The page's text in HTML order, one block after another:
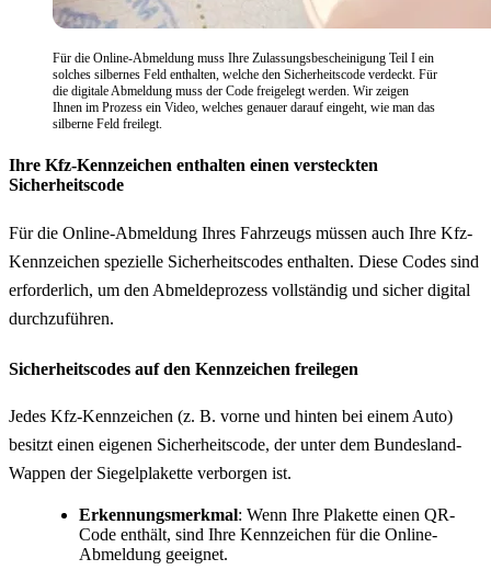
Für die Online-Abmeldung muss Ihre Zulassungsbescheinigung Teil I ein
solches silbernes Feld enthalten, welche den Sicherheitscode verdeckt. Für
die digitale Abmeldung muss der Code freigelegt werden. Wir zeigen
Ihnen im Prozess ein Video, welches genauer darauf eingeht, wie man das
silberne Feld freilegt.
Ihre Kfz-Kennzeichen enthalten einen versteckten
Sicherheitscode
Für die Online-Abmeldung Ihres Fahrzeugs müssen auch Ihre Kfz-
Kennzeichen spezielle Sicherheitscodes enthalten. Diese Codes sind
erforderlich, um den Abmeldeprozess vollständig und sicher digital
durchzuführen.
Sicherheitscodes auf den Kennzeichen freilegen
Jedes Kfz-Kennzeichen (z. B. vorne und hinten bei einem Auto)
besitzt einen eigenen Sicherheitscode, der unter dem Bundesland-
Wappen der Siegelplakette verborgen ist.
Erkennungsmerkmal: Wenn Ihre Plakette einen QR-
Code enthält, sind Ihre Kennzeichen für die Online-
Abmeldung geeignet.